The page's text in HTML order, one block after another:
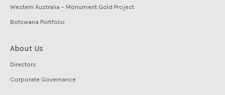
Western Australia – Monument Gold Project
Botswana Portfolio
About Us
Directors
Corporate Governance